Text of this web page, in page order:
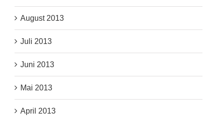
August 2013
Juli 2013
Juni 2013
Mai 2013
April 2013